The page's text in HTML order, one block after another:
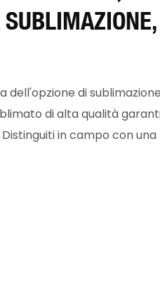
di
di alta qualità
in campo con una